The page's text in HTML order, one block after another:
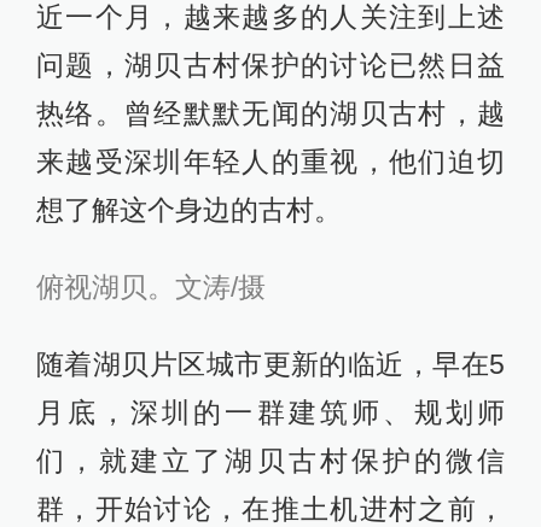
近一个月，越来越多的人关注到上述
问题，湖贝古村保护的讨论已然日益
热络。曾经默默无闻的湖贝古村，越
来越受深圳年轻人的重视，他们迫切
想了解这个身边的古村。
俯视湖贝。文涛/摄
随着湖贝片区城市更新的临近，早在5
月底，深圳的一群建筑师、规划师
们，就建立了湖贝古村保护的微信
群，开始讨论，在推土机进村之前，